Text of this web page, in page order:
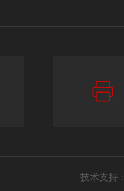
技术支持：